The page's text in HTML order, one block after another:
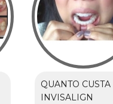
QUANTO CUSTA
INVISALIGN